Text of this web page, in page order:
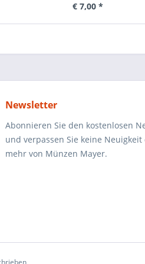
€ 7,00 *
Newsletter
Abonnieren Sie den kostenlosen
und verpassen Sie keine Neuigkeit
mehr von Münzen Mayer.